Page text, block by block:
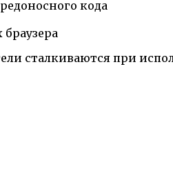
кода
сталкиваются при